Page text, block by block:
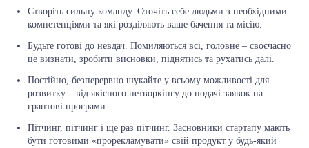
Створіть сильну команду. Оточіть себе людьми з необхідними
компетенціями та які розділяють ваше бачення та місію.
Будьте готові до невдач. Помиляються всі, головне – своєчасно
це визнати, зробити висновки, піднятись та рухатись далі.
Постійно, безперервно шукайте у всьому можливості для
розвитку – від якісного нетворкінгу до подачі заявок на
грантові програми.
Пітчинг, пітчинг і ще раз пітчинг. Засновники стартапу мають
бути готовими «прорекламувати» свій продукт у будь-який